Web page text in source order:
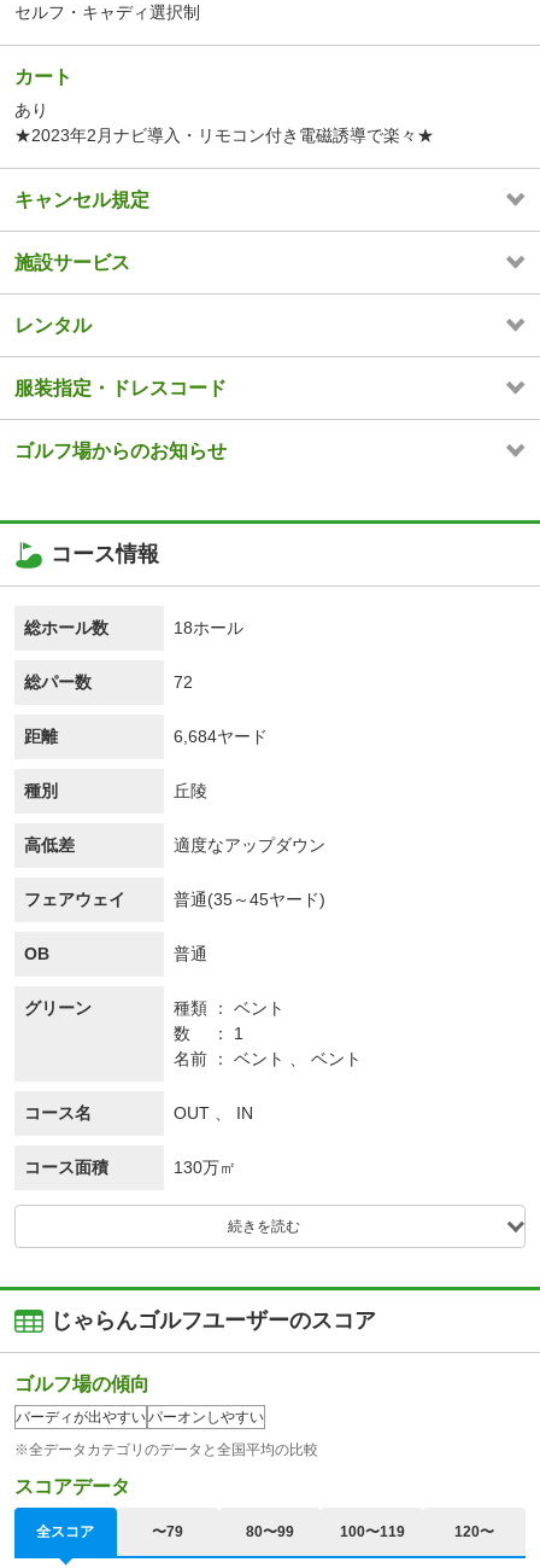
セルフ・キャディ選択制
カート
あり
★2023年2月ナビ導入・リモコン付き電磁誘導で楽々★
キャンセル規定
施設サービス
レンタル
服装指定・ドレスコード
ゴルフ場からのお知らせ
コース情報
総ホール数 18ホール
総パー数 72
距離 6,684ヤード
種別 丘陵
高低差 適度なアップダウン
フェアウェイ 普通(35～45ヤード)
OB 普通
グリーン 種類
ベント
数
1
名前
ベント 、 ベント
コース名 OUT 、 IN
コース面積 130万㎡
続きを読む
じゃらんゴルフユーザーのスコア
ゴルフ場の傾向
バーディが出やすいパーオンしやすい
※全データカテゴリのデータと全国平均の比較
スコアデータ
全スコア 〜79 80〜99 100〜119 120〜